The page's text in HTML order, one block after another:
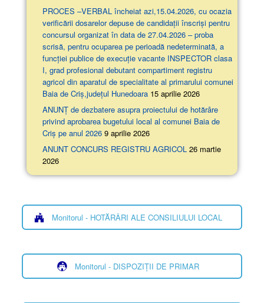
PROCES –VERBAL încheiat azi,15.04.2026, cu ocazia
verificării dosarelor depuse de candidații înscriși pentru
concursul organizat în data de 27.04.2026 – proba
scrisă, pentru ocuparea pe perioadă nedeterminată, a
funcției publice de execuție vacante INSPECTOR clasa
I, grad profesional debutant compartiment registru
agricol din aparatul de specialitate al primarului comunei
Baia de Criș,județul Hunedoara 15 aprilie 2026
ANUNȚ de dezbatere asupra proiectului de hotărâre
privind aprobarea bugetului local al comunei Baia de
Criș pe anul 2026 9 aprilie 2026
ANUNT CONCURS REGISTRU AGRICOL 26 martie
2026
Monitorul - HOTĂRÂRI ALE CONSILIULUI LOCAL
Monitorul - DISPOZIȚII DE PRIMAR